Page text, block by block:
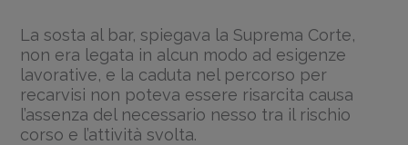
La sosta al bar, spiegava la Suprema Corte,
non era legata in alcun modo ad esigenze
lavorative, e la caduta nel percorso per
recarvisi non poteva essere risarcita causa
l’assenza del necessario nesso tra il rischio
corso e l’attività svolta.